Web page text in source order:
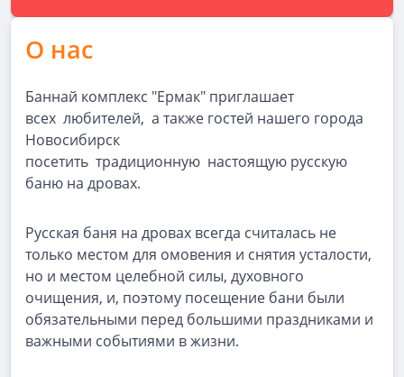
О нас
Баннай комплекс "Ермак" приглашает
всех любителей, а также гостей нашего города
Новосибирск
посетить традиционную настоящую русскую
баню на дровах.
Русская баня на дровах всегда считалась не
только местом для омовения и снятия усталости,
но и местом целебной силы, духовного
очищения, и, поэтому посещение бани были
обязательными перед большими праздниками и
важными событиями в жизни.